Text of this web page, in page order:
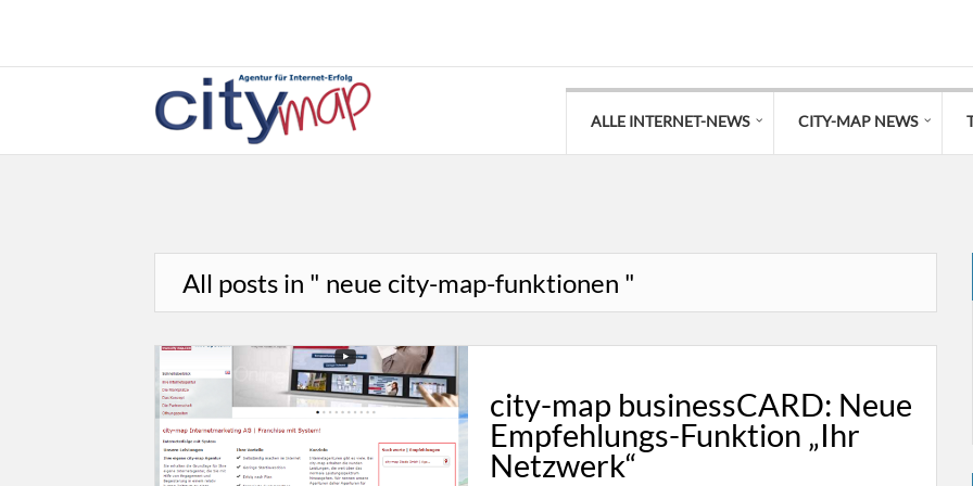
ALLE INTERNET-NEWS CITY-MAP NEWS
All posts in " neue city-map-funktionen "
city-map businessCARD: Neue
Empfehlungs-Funktion „Ihr
Netzwerk“